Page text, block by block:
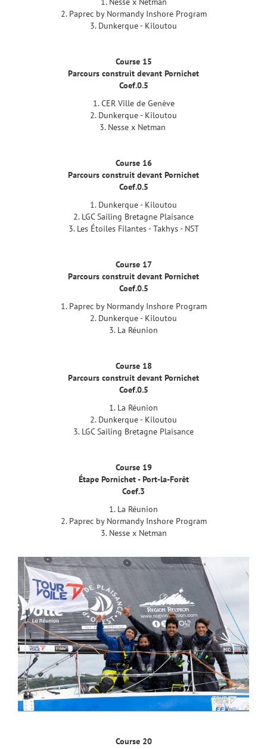
2. Paprec by Normandy Inshore Program
3. Dunkerque - Kiloutou
Course 15
Parcours construit devant Pornichet
Coef.0.5
1. CER Ville de Genève
2. Dunkerque - Kiloutou
3. Nesse x Netman
Course 16
Parcours construit devant Pornichet
Coef.0.5
1. Dunkerque - Kiloutou
2. LGC Sailing Bretagne Plaisance
3. Les Étoiles Filantes - Takhys - NST
Course 17
Parcours construit devant Pornichet
Coef.0.5
1. Paprec by Normandy Inshore Program
2. Dunkerque - Kiloutou
3. La Réunion
Course 18
Parcours construit devant Pornichet
Coef.0.5
1. La Réunion
2. Dunkerque - Kiloutou
3. LGC Sailing Bretagne Plaisance
Course 19
Étape Pornichet - Port-la-Forêt
Coef.3
1. La Réunion
2. Paprec by Normandy Inshore Program
3. Nesse x Netman
Course 20